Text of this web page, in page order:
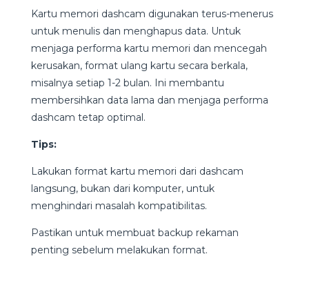
Kartu memori dashcam digunakan terus-menerus
untuk menulis dan menghapus data. Untuk
menjaga performa kartu memori dan mencegah
kerusakan, format ulang kartu secara berkala,
misalnya setiap 1-2 bulan. Ini membantu
membersihkan data lama dan menjaga performa
dashcam tetap optimal.
Tips:
Lakukan format kartu memori dari dashcam
langsung, bukan dari komputer, untuk
menghindari masalah kompatibilitas.
Pastikan untuk membuat backup rekaman
penting sebelum melakukan format.